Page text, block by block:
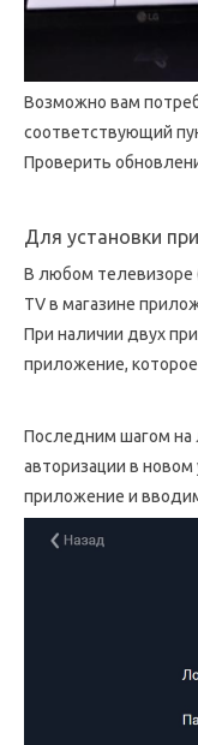
Возможно вам
соответствующий
Проверить
Для установки
В любом телевизоре
TV в магазине
При наличии двух
приложение,
Последним шагом на
авторизации в
приложение и